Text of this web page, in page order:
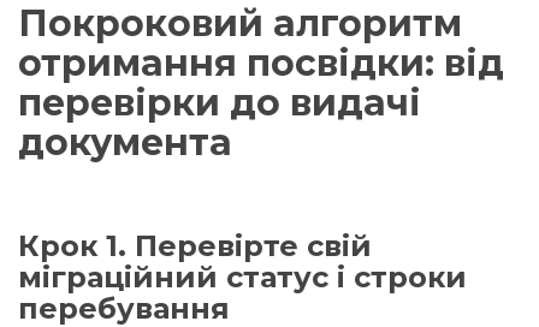
Покроковий алгоритм
отримання посвідки: від
перевірки до видачі
документа
Крок 1. Перевірте свій
міграційний статус і строки
перебування